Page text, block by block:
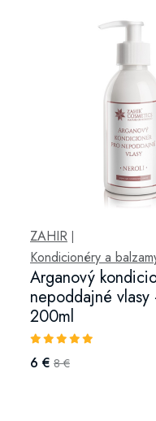
ZAHIR
Kondicionéry a
Arganový
nepoddajné
200ml
6 € 8 €